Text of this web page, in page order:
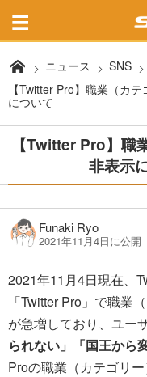
ニュース SNS
【Twitter Pro】職業（カ
について
【Twitter Pro】職
非表示
Funaki Ryo
2021年11月4日に公開
2021年11月4日現在、
「Twitter Pro」で職業
が急増しており、ユー
られない」
「国王から
Proの職業（カテゴリ